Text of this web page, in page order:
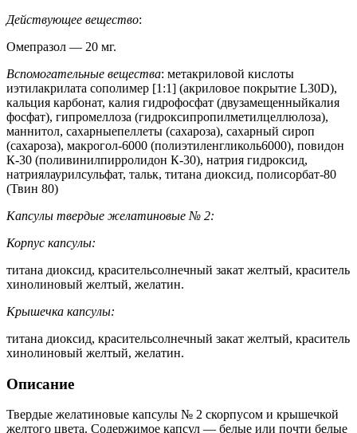
Действующее вещество:
Омепразол — 20 мг.
Вспомогательные вещества: метакриловой кислоты
иэтилакрилата сополимер [1:1] (акриловое покрытие L30D),
кальция карбонат, калия гидрофосфат (двузамещенныйкалия
фосфат), гипромеллоза (гидроксипропилметилцеллюлоза),
маннитол, сахарныепеллеты (сахароза), сахарный сироп
(сахароза), макрогол-6000 (полиэтиленгликоль6000), повидон
К-30 (поливинилпирролидон К-30), натрия гидроксид,
натриялаурилсульфат, тальк, титана диоксид, полисорбат-80
(Твин 80)
Капсулы твердые желатиновые № 2:
Корпус капсулы:
титана диоксид, красительсолнечный закат желтый, краситель
хинолиновый желтый, желатин.
Крышечка капсулы:
титана диоксид, красительсолнечный закат желтый, краситель
хинолиновый желтый, желатин.
Описание
Твердые желатиновые капсулы № 2 скорпусом и крышечкой
желтого цвета. Содержимое капсул — белые или почти белые